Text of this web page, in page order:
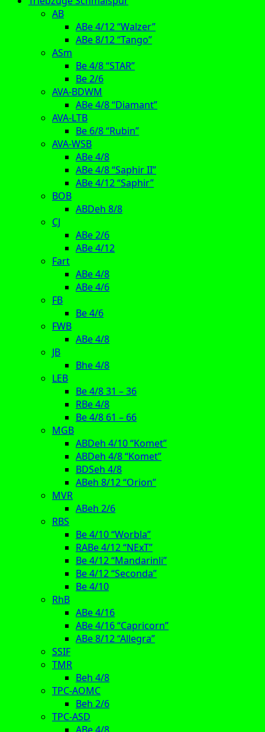
AB
ABe 4/12 “Walzer”
ABe 8/12 “Tango”
ASm
Be 4/8 “STAR”
Be 2/6
AVA-BDWM
ABe 4/8 “Diamant”
AVA-LTB
Be 6/8 “Rubin”
AVA-WSB
ABe 4/8
ABe 4/8 “Saphir II”
ABe 4/12 “Saphir”
BOB
ABDeh 8/8
CJ
ABe 2/6
ABe 4/12
Fart
ABe 4/8
ABe 4/6
FB
Be 4/6
FWB
ABe 4/8
JB
Bhe 4/8
LEB
Be 4/8 31 – 36
RBe 4/8
Be 4/8 61 – 66
MGB
ABDeh 4/10 “Komet”
ABDeh 4/8 “Komet”
BDSeh 4/8
ABeh 8/12 “Orion”
MVR
ABeh 2/6
RBS
Be 4/10 “Worbla”
RABe 4/12 “NExT”
Be 4/12 “Mandarinli”
Be 4/12 “Seconda”
Be 4/10
RhB
ABe 4/16
ABe 4/16 “Capricorn”
ABe 8/12 “Allegra”
SSIF
TMR
Beh 4/8
TPC-AOMC
Beh 2/6
TPC-ASD